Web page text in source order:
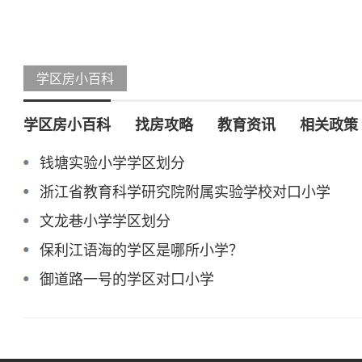
学区房小百科
学区房小百科 找房攻略 教育资讯 相关政策
钱塘实验小学学区划分
浙江省教育科学研究院附属实验学校对口小学
文龙巷小学学区划分
保利江语海的学区是哪所小学？
御道路一号的学区对口小学